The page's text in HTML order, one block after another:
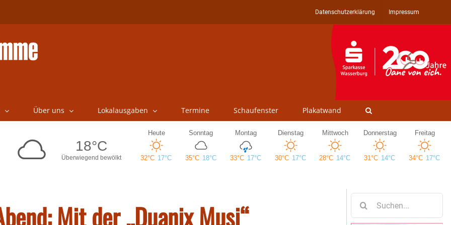
Datenschutzerklärung Impressum
Über uns Lokalausgaben Termine Schaufenster Plakatwand
Mit der „Duanix Musi“
nach: